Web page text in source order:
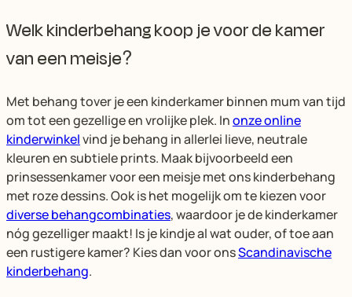
Welk kinderbehang koop je voor de kamer
van een meisje?
Met behang tover je een kinderkamer binnen mum van tijd
om tot een gezellige en vrolijke plek. Inonze online
kinderwinkelvind je behang in allerlei lieve, neutrale
kleuren en subtiele prints. Maak bijvoorbeeld een
prinsessenkamer voor een meisje met ons kinderbehang
met roze dessins. Ook is het mogelijk om te kiezen voor
diverse behangcombinaties, waardoor je de kinderkamer
nóg gezelliger maakt! Is je kindje al wat ouder, of toe aan
een rustigere kamer? Kies dan voor onsScandinavische
kinderbehang.